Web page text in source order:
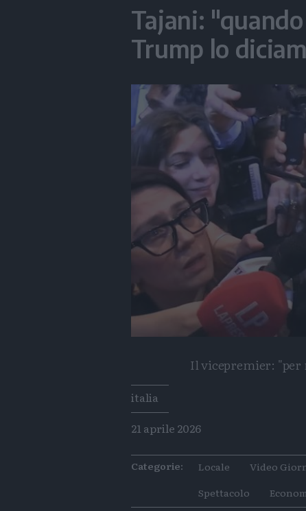
Tajani:
Trump lo
Il vicepremier: "per
Tags
italia
21 aprile 2026
Categorie: Locale Video
Spettacolo